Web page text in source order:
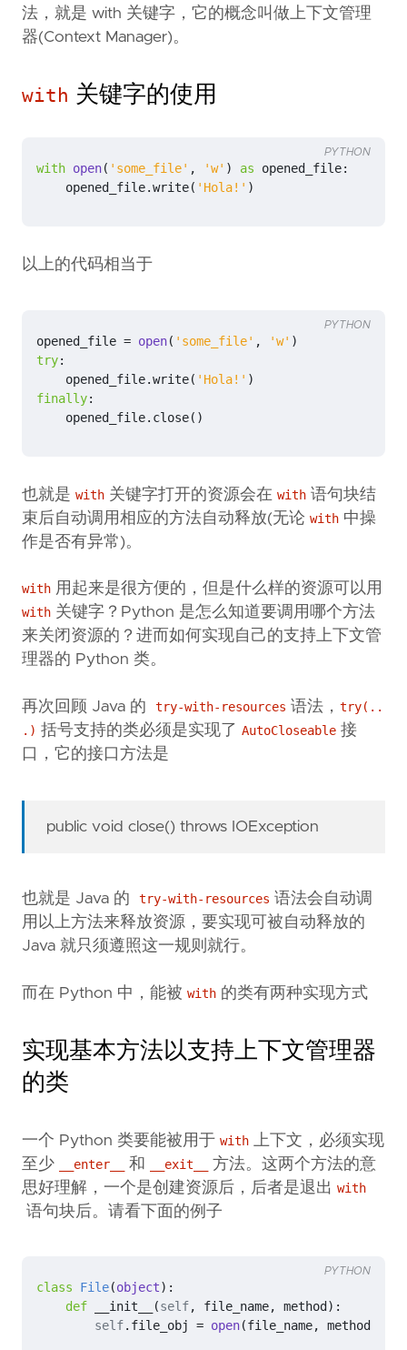
法，就是 with 关键字，它的概念叫做上下文管理
器(Context Manager)。
with 关键字的使用
with open( 'some_file' , 'w' ) as opened_file:
opened_file.write( 'Hola!' )
PYTHON
以上的代码相当于
opened_file = open( 'some_file' , 'w' )
try:
opened_file.write( 'Hola!' )
finally:
opened_file. close()
PYTHON
也就是 with 关键字打开的资源会在 with 语句块结
束后自动调用相应的方法自动释放(无论 with 中操
作是否有异常)。
with 用起来是很方便的，但是什么样的资源可以用
with 关键字？Python 是怎么知道要调用哪个方法
来关闭资源的？进而如何实现自己的支持上下文管
理器的 Python 类。
再次回顾 Java 的 try-with-resources 语法， try(..
.) 括号支持的类必须是实现了 AutoCloseable 接
口，它的接口方法是
public void close() throws IOException
也就是 Java 的 try-with-resources 语法会自动调
用以上方法来释放资源，要实现可被自动释放的
Java 就只须遵照这一规则就行。
而在 Python 中，能被 with 的类有两种实现方式
实现基本方法以支持上下文管理器
的类
一个 Python 类要能被用于 with 上下文，必须实现
至少
__enter__ 和 __exit__
方法。这两个方法的意
思好理解，一个是创建资源后，后者是退出 with
语句块后。请看下面的例子
class File(object):
def
__init__ (self, file_name, method ):
self. file_obj = open(file_name, method
PYTHON